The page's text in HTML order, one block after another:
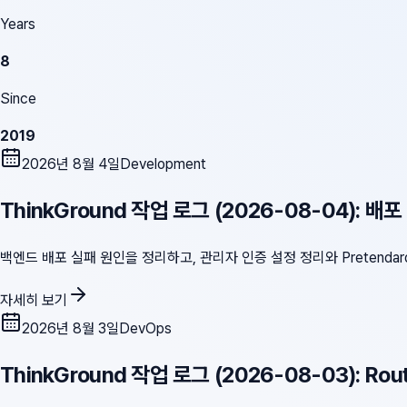
Years
8
Since
2019
2026년 8월 4일Development
ThinkGround 작업 로그 (2026-08-04): 배포
백엔드 배포 실패 원인을 정리하고, 관리자 인증 설정 정리와
자세히 보기
2026년 8월 3일DevOps
ThinkGround 작업 로그 (2026-08-03):